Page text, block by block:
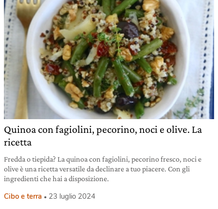
Quinoa con fagiolini, pecorino, noci e olive. La
ricetta
Fredda o tiepida? La quinoa con fagiolini, pecorino fresco, noci e
olive è una ricetta versatile da declinare a tuo piacere. Con gli
ingredienti che hai a disposizione.
Cibo e terra 23 luglio 2024